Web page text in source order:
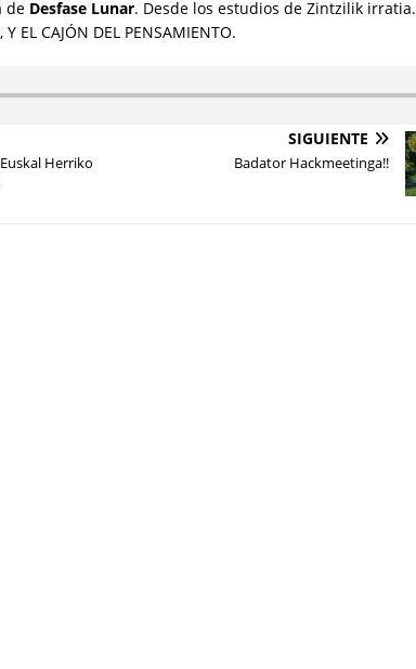
de Desfase Lunar. Desde los estudios de Zintzilik irratia.
EL CAJÓN DEL PENSAMIENTO.
Herriko
SIGUIENTE
Badator Hackmeetinga!!